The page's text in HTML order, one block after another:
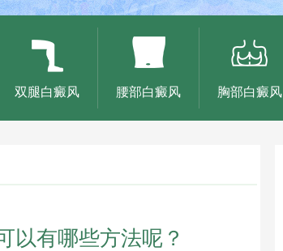
双腿白癜风 腰部白癜风 胸部白癜风
以有哪些方法呢？